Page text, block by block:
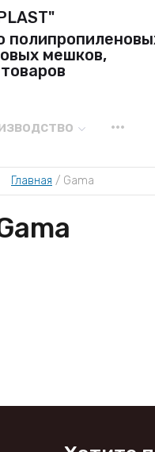
мешков,
•••
Главная / Gama